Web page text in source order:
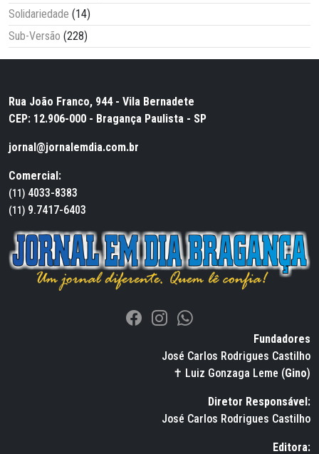
Solidariedade (14)
Sub-Versão (228)
Rua João Franco, 944 - Vila Bernadete
CEP: 12.906-000 - Bragança Paulista - SP
jornal@jornalemdia.com.br
Comercial:
(11) 4033-8383
(11) 9.7417-6403
Fundadores
José Carlos Rodrigues Castilho
✝ Luiz Gonzaga Leme (Gino)
Diretor Responsável:
José Carlos Rodrigues Castilho
Editora: